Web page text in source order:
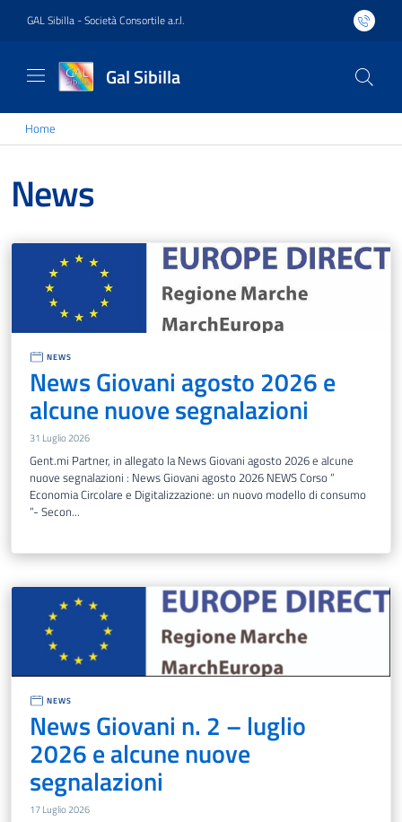
GAL Sibilla - Società Consortile a.r.l.
Gal Sibilla
Home
News
NEWS
News Giovani agosto 2026 e
alcune nuove segnalazioni
31 Luglio 2026
Gent.mi Partner, in allegato la News Giovani agosto 2026 e alcune
nuove segnalazioni : News Giovani agosto 2026 NEWS Corso “
Economia Circolare e Digitalizzazione: un nuovo modello di consumo
”- Secon...
NEWS
News Giovani n. 2 – luglio
2026 e alcune nuove
segnalazioni
17 Luglio 2026